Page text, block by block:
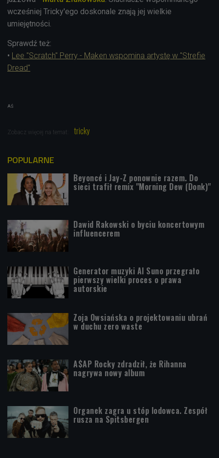
wcześniej Tricky'ego doskonale znają jej wielkie
umiejętności.
Sprawdź też:
• Lee "Scratch" Perry - Maken wspomina artystę w "Strefie
Dread"
AŚ
Zobacz więcej na temat: tricky
POPULARNE
Beyoncé i Jay-Z ponownie razem. Do
sieci trafił remix "Morning Dew (Donk)"
Dawid Rakowski o byciu koncertowym
influencerem
Generator muzyki AI Suno przegrało
pierwszy wielki proces o prawa
autorskie
Zoja Owsiańska o projektowaniu ubrań
w duchu zero waste
A$AP Rocky zdradził, że Rihanna
nagrywa nowy album
Organek zagra u stóp lodowca. Zespół
rusza na Spitsbergen